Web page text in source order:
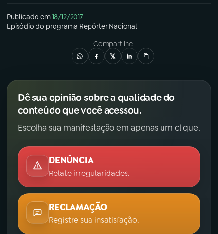
Publicado em18/12/2017
Episódio do programa Repórter Nacional
Compartilhe
Dê sua opinião sobre a qualidade do
conteúdo que você acessou.
Escolha sua manifestação em apenas um clique.
DENÚNCIA
Relate irregularidades.
RECLAMAÇÃO
Registre sua insatisfação.